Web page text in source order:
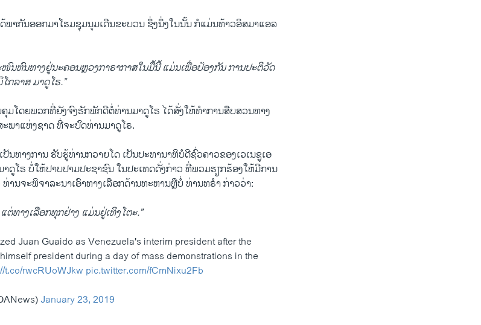
າ​ກັນ​ອອກ​ມາໂຮມ​ຊຸມ​ນຸມເດີນ​ຂະ​ບວນ ຊຶ່ງ​ນຶ່ງ​ໃນ​ນັ້ນ ກໍ​ແມ່ນ​ທ້າວ​ອິ​ສ​ມາ​ແອ​ລ
ໜົນ​ຫົນ​ທາງ​ຢູ່ນະ​ຄອນ​ຫຼວງ​ກາ​ຣາ​ກາ​ສ​ໃນ​ມື້ນີ້ ແມ່ນ​ເພື່ອ​ປ້ອງ​ກັນ ການ​ປະ​ຕິ​ວັດ​
ກ​ລາ​ສ ມາ​ດູ​ໂຣ.”
ມ​ໂດຍ​ພວກ​ທີ່​ຍັງ​ຈົງ​ຮັກ​ພັກ​ດີ​ຕໍ່​ທ່ານ​ມາ​ດູ​ໂຣ ໄດ້​ສັ່ງ​ໃຫ້​ທຳ​ການ​ສືບ​ສວນ​ທາງ​
ພາ​ແຫ່ງ​ຊາດ ​ທີ່​ຈະ​ປົດ​ທ່ານ​ມາ​ດູ​ໂຣ.
ນ​ທາງ​ການ ຮັບ​ຮູ້​ທ່ານກວາຍ​ໂດ ເປັນ​ປ​ະ​ທາ​ນາ​ທິ​ບໍ​ດີ​ຊົ່ວຄາວຂອງ​ເວ​ເນ​ຊູ​ເອ​
ດູ​ໂຣ ບໍ່​ໃຫ້​ປາບ​ປາມ​ປະ​ຊາ​ຊົນ ​ໃນ​ປະ​ເທດ​ດັ່​ງ​ກ່າວ ທີ່​ພວມ​ຮຽກ​ຮ້ອງ​ໃຫ້​ມີ​ການ
ານ​ຈະ​ພິ​ຈາ​ລະ​ນາ​ເອົາທາງ​ເລືອກ​ດ້ານທະ​ຫານ​ຫຼື​ບໍ່ ທ່ານ​ທ​ຣຳ ກ່າວ​ວ່າ:
ຕ່​ທາງ​ເລືອກ​ທຸກ​ຢ່າງ ແມ່ນ​ຢູ່​ເທິງ​ໂຕະ.”
Juan Guaido as Venezuela's interim president after the
president during a day of mass demonstrations in the
t.co/rwcRUoWJkw pic.twitter.com/fCmNixu2Fb
January 23, 2019